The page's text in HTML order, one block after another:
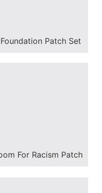
Patch Set
For Racism Patch